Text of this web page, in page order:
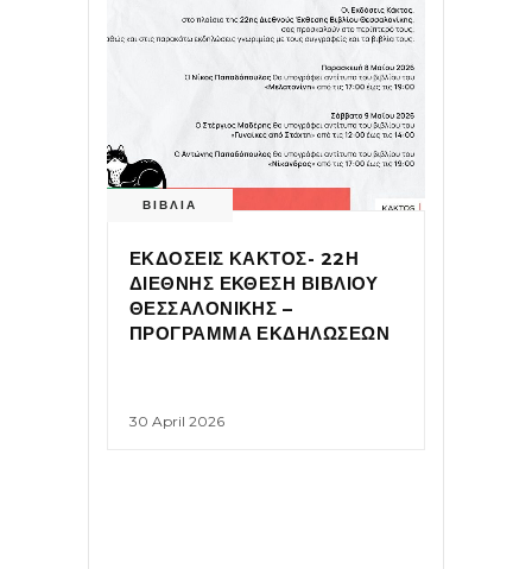
ΒΙΒΛΙΑ
ΕΚΔΟΣΕΙΣ ΚΑΚΤΟΣ- 22Η
ΔΙΕΘΝΗΣ ΕΚΘΕΣΗ ΒΙΒΛΙΟΥ
ΘΕΣΣΑΛΟΝΙΚΗΣ –
ΠΡΟΓΡΑΜΜΑ ΕΚΔΗΛΩΣΕΩΝ
30 April 2026